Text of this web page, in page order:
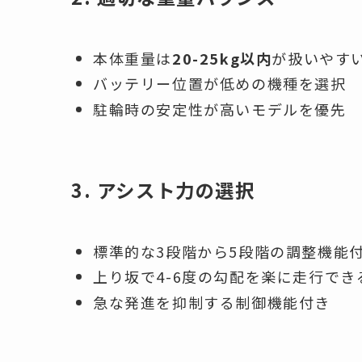
本体重量は20-25kg以内が扱いやす
バッテリー位置が低めの機種を選択
駐輪時の安定性が高いモデルを優先
3. アシスト力の選択
標準的な3段階から5段階の調整機能
上り坂で4-6度の勾配を楽に走行でき
急な発進を抑制する制御機能付き